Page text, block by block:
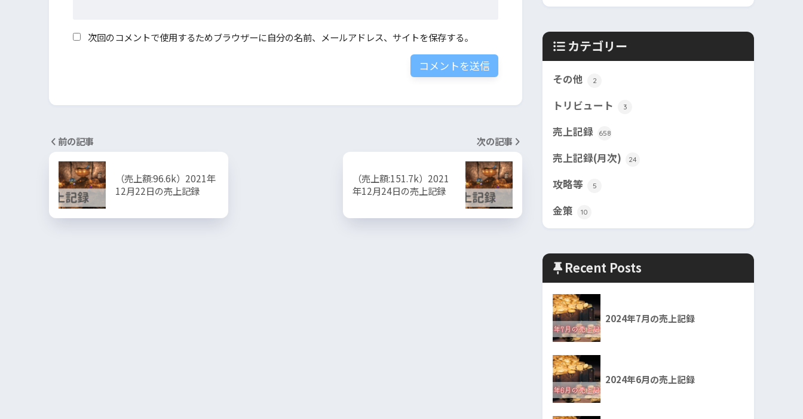
次回のコメントで使用するためブラウザーに自分の名前、メールアドレス、サイトを保存する。
前の記事
（売上額:96.6k）2021年
12月22日の売上記録
次の記事
（売上額:151.7k）2021
年12月24日の売上記録
カテゴリー
その他 2
トリビュート 3
売上記録 658
売上記録(月次) 24
攻略等 5
金策 10
Recent Posts
2024年7月の売上記録
2024年6月の売上記録